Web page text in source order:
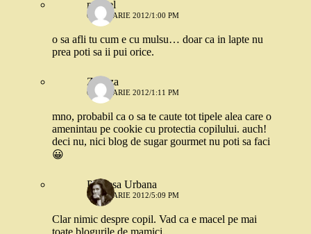
marcel
6 IANUARIE 2012/1:00 PM
o sa afli tu cum e cu mulsu… doar ca in lapte nu
prea poti sa ii pui orice.
Zazuza
6 IANUARIE 2012/1:11 PM
mno, probabil ca o sa te caute tot tipele alea care o
amenintau pe cookie cu protectia copilului. auch!
deci nu, nici blog de sugar gourmet nu poti sa faci
😀
Printesa Urbana
6 IANUARIE 2012/5:09 PM
Clar nimic despre copil. Vad ca e macel pe mai
toate blogurile de mamici.